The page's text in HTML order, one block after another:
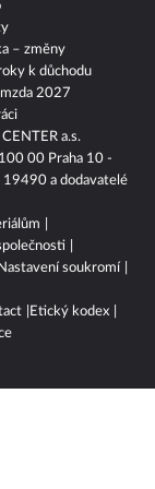
a.s.
00 Praha 10 -
19490 a dodavatelé
Nastavení soukromí
Etický kodex
– změny
k důchodu
2027